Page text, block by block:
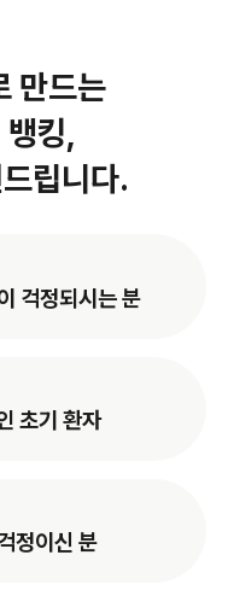
만드는
뱅킹,
립니다.
걱정되시는 분
초기 환자
정이신 분